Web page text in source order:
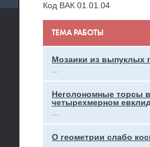
Код ВАК 01.01.04
ТЕМА РАБОТЫ
Мозаики из выпуклых
…
Неголономные торсы
четырехмерном
…
О геометрии слабо